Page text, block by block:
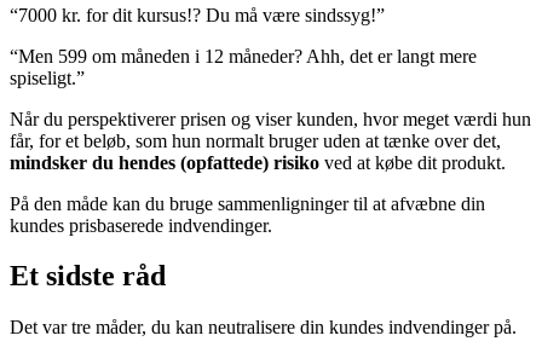
“7000 kr. for dit kursus!? Du må være sindssyg!”
“Men 599 om måneden i 12 måneder? Ahh, det er langt mere
spiseligt.”
Når du perspektiverer prisen og viser kunden, hvor meget værdi hun
får, for et beløb, som hun normalt bruger uden at tænke over det,
mindsker du hendes (opfattede) risiko ved at købe dit produkt.
På den måde kan du bruge sammenligninger til at afvæbne din
kundes prisbaserede indvendinger.
Et sidste råd
Det var tre måder, du kan neutralisere din kundes indvendinger på.